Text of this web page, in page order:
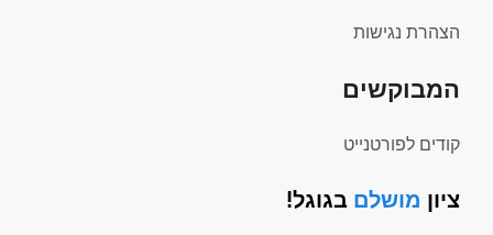
הצהרת נגישות
המבוקשים
קודים לפורטנייט
ציון מושלם בגוגל!